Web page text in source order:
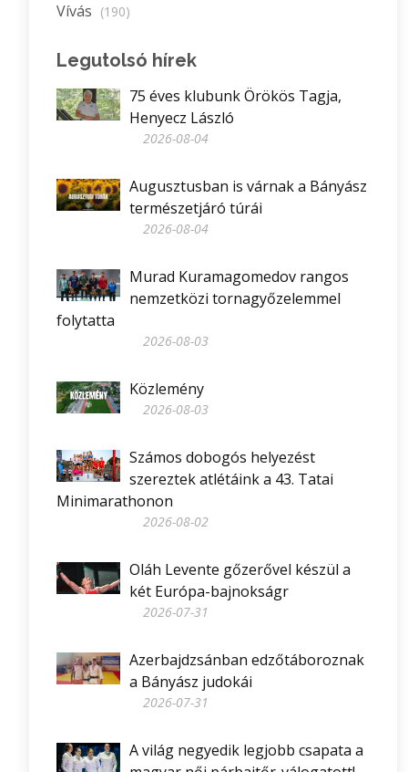
Vívás (190)
Legutolsó hírek
75 éves klubunk Örökös Tagja,
Henyecz László
2026-08-04
Augusztusban is várnak a Bányász
természetjáró túrái
2026-08-04
Murad Kuramagomedov rangos
nemzetközi tornagyőzelemmel
folytatta
2026-08-03
Közlemény
2026-08-03
Számos dobogós helyezést
szereztek atlétáink a 43. Tatai
Minimarathonon
2026-08-02
Oláh Levente gőzerővel készül a
két Európa-bajnokságr
2026-07-31
Azerbajdzsánban edzőtáboroznak
a Bányász judokái
2026-07-31
A világ negyedik legjobb csapata a